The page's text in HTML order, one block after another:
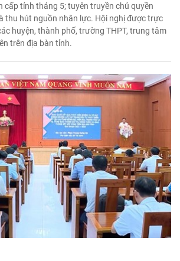
cấp tỉnh tháng 5; tuyên truyền chủ quyền
thu hút nguồn nhân lực. Hội nghị được trực
huyện, thành phố, trường THPT, trung tâm
trên địa bàn tỉnh.